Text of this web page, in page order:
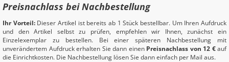
Preisnachlass bei Nachbestellung
Ihr Vorteil:Dieser Artikel ist bereits ab 1 Stück bestellbar. Um Ihren Aufdruck
und den Artikel selbst zu prüfen, empfehlen wir Ihnen, zunächst ein
Einzelexemplar zu bestellen. Bei einer späteren Nachbestellung mit
unverändertem Aufdruck erhalten Sie dann einen Preisnachlass von 12 €auf
die Einrichtkosten. Die Nachbestellung lösen Sie dann einfach per Mail aus.